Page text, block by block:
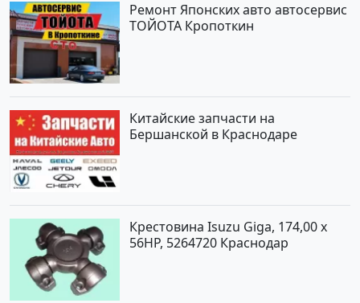
Ремонт Японских авто автосервис
ТОЙОТА Кропоткин
Китайские запчасти на
Бершанской в Краснодаре
Крестовина Isuzu Giga, 174,00 x
56HP, 5264720 Краснодар